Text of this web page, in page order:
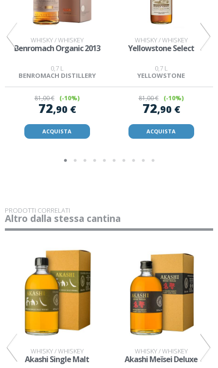
WHISKY / WHISKEY
Benromach Organic 2013
0,7 L
BENROMACH DISTILLERY
81,00 € (-10%)
72,90 €
ACQUISTA
WHISKY / WHISKEY
Yellowstone Select
0,7 L
YELLOWSTONE
81,00 € (-10%)
72,90 €
ACQUISTA
PRODOTTI CORRELATI
Altro dalla stessa cantina
WHISKY / WHISKEY
Akashi Single Malt
WHISKY / WHISKEY
Akashi Meïsei Deluxe